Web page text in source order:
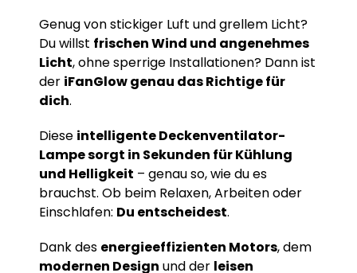
Genug von stickiger Luft und grellem Licht?
Du willst frischen Wind und angenehmes
Licht, ohne sperrige Installationen? Dann ist
der iFanGlow genau das Richtige für
dich.
Diese intelligente Deckenventilator-
Lampe sorgt in Sekunden für Kühlung
und Helligkeit – genau so, wie du es
brauchst. Ob beim Relaxen, Arbeiten oder
Einschlafen: Du entscheidest.
Dank des energieeffizienten Motors, dem
modernen Design und der leisen